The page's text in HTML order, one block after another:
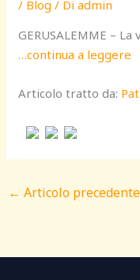
/ Blog / Diadmin
GERUSALEMME –
…continua a leggere
Articolo tratto da:
← Articolo precedente